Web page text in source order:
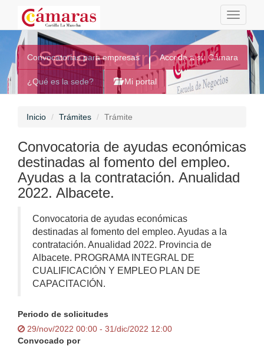
Toggle
Sede Electrónica
Convocatorias para empresas Acceda a su Cámara
¿Qué es la sede? Mi portal
Inicio Trámites Trámite
Convocatoria de ayudas económicas
destinadas al fomento del empleo.
Ayudas a la contratación. Anualidad
2022. Albacete.
Convocatoria de ayudas económicas
destinadas al fomento del empleo. Ayudas a la
contratación. Anualidad 2022. Provincia de
Albacete. PROGRAMA INTEGRAL DE
CUALIFICACIÓN Y EMPLEO PLAN DE
CAPACITACIÓN.
Periodo de solicitudes
29/nov/2022 00:00 - 31/dic/2022 12:00
Convocado por